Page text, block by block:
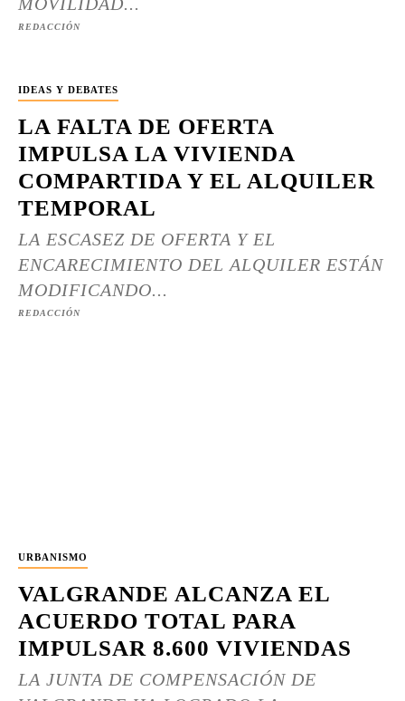
REDACCIÓN
IDEAS Y DEBATES
LA FALTA DE OFERTA
IMPULSA LA VIVIENDA
COMPARTIDA Y EL ALQUILER
TEMPORAL
LA ESCASEZ DE OFERTA Y EL
ENCARECIMIENTO DEL ALQUILER ESTÁN
MODIFICANDO...
REDACCIÓN
URBANISMO
VALGRANDE ALCANZA EL
ACUERDO TOTAL PARA
IMPULSAR 8.600 VIVIENDAS
LA JUNTA DE COMPENSACIÓN DE